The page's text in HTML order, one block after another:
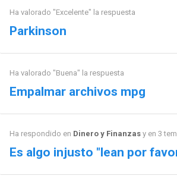
Ha valorado "Excelente" la respuesta
Parkinson
Ha valorado "Buena" la respuesta
Empalmar archivos mpg
Ha respondido en Dinero y Finanzasy en 3
Es algo injusto "lean por